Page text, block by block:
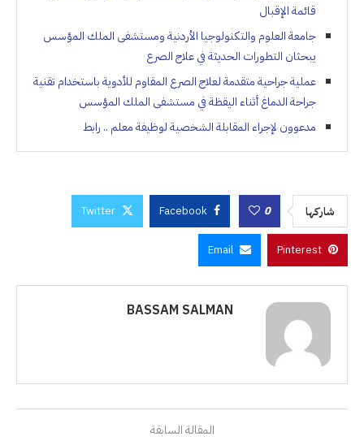
قائمة الإقبال
جامعة العلوم والتكنولوجيا الأردنية ومستشفى الملك المؤسس
يبحثان التطورات الحديثة في علاج الصرع
عملية جراحية متقدمة لعلاج الصرع المقاوم للأدوية باستخدام تقنية
جراحة الدماغ أثناء اليقظة في مستشفى الملك المؤسس
مدعوون لإجراء المقابلة الشخصية لوظيفة معلم .. رابط
شاركها 0
Facebook
Twitter
Pinterest
Email
BASSAM SALMAN
المقالة السابقة